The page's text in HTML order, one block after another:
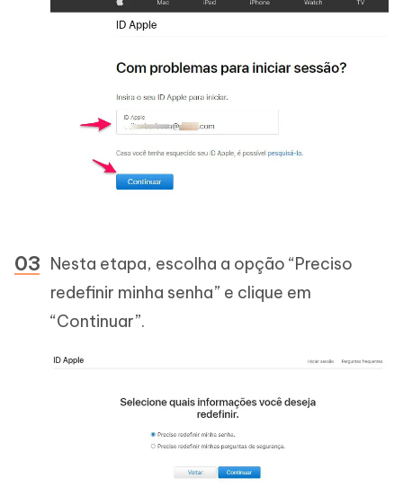
Nesta etapa, escolha a opção “Preciso
redefinir minha senha” e clique em
“Continuar”.